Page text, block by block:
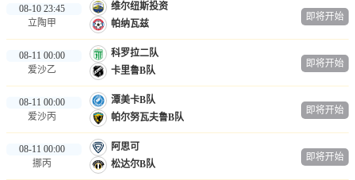
08-10 23:45
立陶甲
维尔纽斯投资
帕纳瓦兹
即将开始
08-11 00:00
爱沙乙
科罗拉二队
卡里鲁B队
即将开始
08-11 00:00
爱沙丙
潭美卡B队
帕尔努瓦夫鲁B队
即将开始
08-11 00:00
挪丙
阿思可
松达尔B队
即将开始